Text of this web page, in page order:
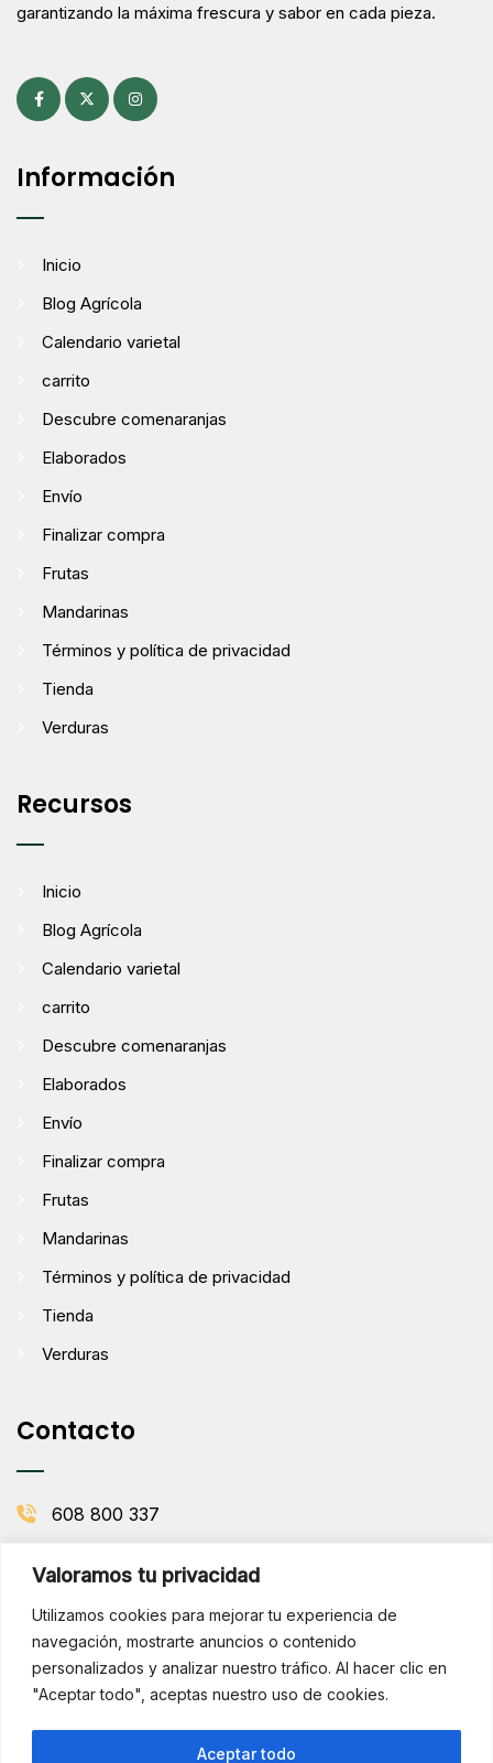
Valoramos tu privacidad
Utilizamos cookies para mejorar tu experiencia de
navegación, mostrarte anuncios o contenido
personalizados y analizar nuestro tráfico. Al hacer clic en
"Aceptar todo", aceptas nuestro uso de cookies.
Aceptar todo
¡Hola!
garantizando la máxima frescura y sabor en cada pieza.
Información
Inicio
Blog Agrícola
Calendario varietal
carrito
Descubre comenaranjas
Elaborados
Envío
Finalizar compra
Frutas
Mandarinas
Términos y política de privacidad
Tienda
Verduras
Recursos
Inicio
Blog Agrícola
Calendario varietal
carrito
Descubre comenaranjas
Elaborados
Envío
Finalizar compra
Frutas
Mandarinas
Términos y política de privacidad
Tienda
Verduras
Contacto
608 800 337
Picanya, Valencia
BOLETÍN DE LA HUERTA